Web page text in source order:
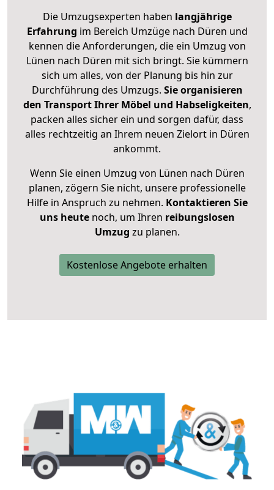
Die Umzugsexperten haben langjährige
Erfahrung im Bereich Umzüge nach Düren und
kennen die Anforderungen, die ein Umzug von
Lünen nach Düren mit sich bringt. Sie kümmern
sich um alles, von der Planung bis hin zur
Durchführung des Umzugs. Sie organisieren
den Transport Ihrer Möbel und Habseligkeiten,
packen alles sicher ein und sorgen dafür, dass
alles rechtzeitig an Ihrem neuen Zielort in Düren
ankommt.
Wenn Sie einen Umzug von Lünen nach Düren
planen, zögern Sie nicht, unsere professionelle
Hilfe in Anspruch zu nehmen. Kontaktieren Sie
uns heutenoch, um Ihren reibungslosen
Umzug zu planen.
Kostenlose Angebote erhalten